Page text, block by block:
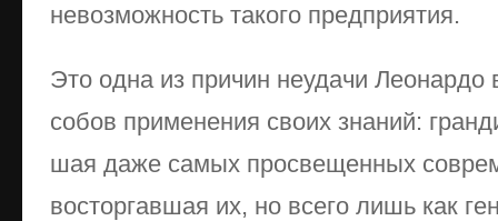
не­воз­мож­ность та­ко­го пред­при­ятия.
Это од­на из при­чин не­уда­чи
со­бов при­ме­не­ния сво­их зна­ний:
шая да­же са­мых про­све­щен­ных
вос­тор­гав­шая их, но все­го лишь как